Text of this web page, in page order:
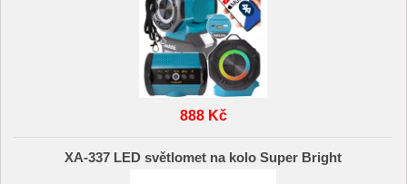
888 Kč
XA-337 LED světlomet na kolo Super Bright